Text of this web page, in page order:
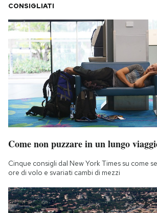
CONSIGLIATI
Come non puzzare in un lungo
Cinque consigli dal New York Times su come
ore di volo e svariati cambi di mezzi